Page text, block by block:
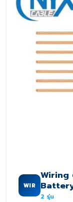
WIR
Wiring
2 รุ่น